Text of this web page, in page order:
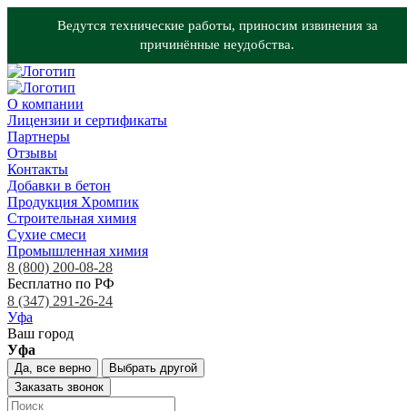
Ведутся технические работы, приносим извинения за
причинённые неудобства.
О компании
Лицензии и сертификаты
Партнеры
Отзывы
Контакты
Добавки в бетон
Продукция Хромпик
Строительная химия
Сухие смеси
Промышленная химия
8 (800) 200-08-28
Бесплатно по РФ
8 (347) 291-26-24
Уфа
Ваш город
Уфа
Да, все верно
Выбрать другой
Заказать звонок